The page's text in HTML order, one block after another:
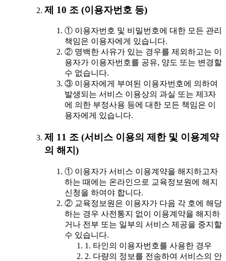
제 10 조 (이용자번호 등)
① 이용자번호 및 비밀번호에 대한 모든 관리
책임은 이용자에게 있습니다.
② 명백한 사유가 있는 경우를 제외하고는 이
용자가 이용자번호를 공유, 양도 또는 변경할
수 없습니다.
③ 이용자에게 부여된 이용자번호에 의하여
발생되는 서비스 이용상의 과실 또는 제3자
에 의한 부정사용 등에 대한 모든 책임은 이
용자에게 있습니다.
제 11 조 (서비스 이용의 제한 및 이용계약
의 해지)
① 이용자가 서비스 이용계약을 해지하고자
하는 때에는 온라인으로 교육정보원에 해지
신청을 하여야 합니다.
② 교육정보원은 이용자가 다음 각 호에 해당
하는 경우 사전통지 없이 이용계약을 해지하
거나 전부 또는 일부의 서비스 제공을 중지할
수 있습니다.
1. 타인의 이용자번호를 사용한 경우
2. 다량의 정보를 전송하여 서비스의 안